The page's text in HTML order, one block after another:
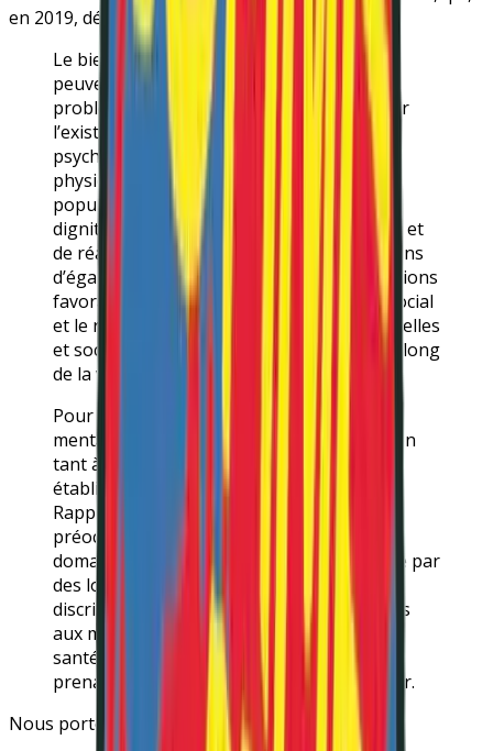
en 2019, définissait que :
Le bien-être et la bonne santé mentale ne
peuvent se définir par la seule absence de
problèmes de santé mentale, mais bien par
l’existence d’un environnement social,
psychosocial, politique, économique et
physique qui donne aux personnes et aux
populations les moyens de vivre dans la
dignité, de jouir pleinement de leurs droits et
de réaliser leur potentiel dans des conditions
d’égalité. À cette fin, il faut créer des conditions
favorables, qui valorisent à la fois le lien social
et le respect, grâce à des relations individuelles
et sociales saines et non violentes tout au long
de la vie.
Pour promouvoir efficacement la santé
mentale, il faut mettre fin à la discrimination
tant à l’intérieur qu’à l’extérieur des
établissements de soins connexes. Le
Rapporteur spécial constate avec
préoccupation qu’au niveau mondial, le
domaine de la santé mentale reste encadré par
des lois, des politiques et des pratiques
discriminatoires, qui sont autant d’entraves
aux mesures efficaces de promotion de la
santé mentale que de nombreuses parties
prenantes progressistes tentent d’engager.
Nous portons ici haut et fort sa conclusion :